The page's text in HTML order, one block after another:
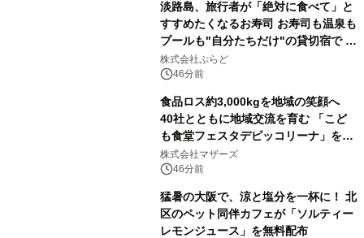
淡路島、旅行者が「絶対に食べて」と
すすめたくなるお寿司 お寿司も温泉も
プールも"自分たちだけ"の貸切宿で 1
日1組限定「岩屋温泉 絵島別庭 海と
森」の握り寿司プラン
株式会社ぷらど
46分前
食品ロス約3,000kgを地域の笑顔へ
40社とともに地域交流を育む 「こど
も食堂フェスタデピッコリーナ」を9
月5日(土)開催
株式会社マザーズ
46分前
猛暑の大阪で、涼と塩分を一杯に！ 北
区のペット同伴カフェが「ソルティー
レモンジュース」を無料配布